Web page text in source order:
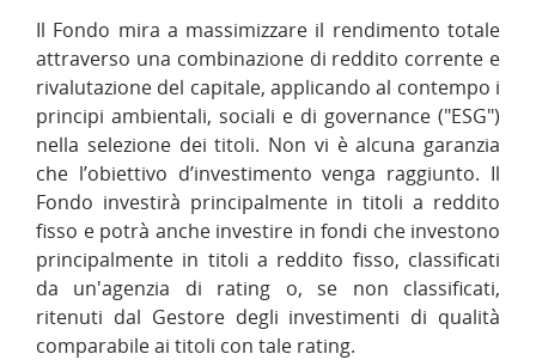
Il Fondo mira a massimizzare il rendimento totale
attraverso una combinazione di reddito corrente e
rivalutazione del capitale, applicando al contempo i
principi ambientali, sociali e di governance ("ESG")
nella selezione dei titoli. Non vi è alcuna garanzia
che l’obiettivo d’investimento venga raggiunto. Il
Fondo investirà principalmente in titoli a reddito
fisso e potrà anche investire in fondi che investono
principalmente in titoli a reddito fisso, classificati
da un'agenzia di rating o, se non classificati,
ritenuti dal Gestore degli investimenti di qualità
comparabile ai titoli con tale rating.